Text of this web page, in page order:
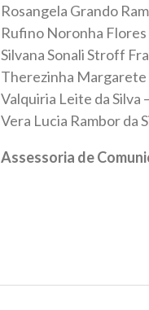
Rosangela Grando
Rufino Noronha
Silvana Sonali Stroff
Therezinha
Valquiria Leite da Silva
Vera Lucia Rambor da
Assessoria de